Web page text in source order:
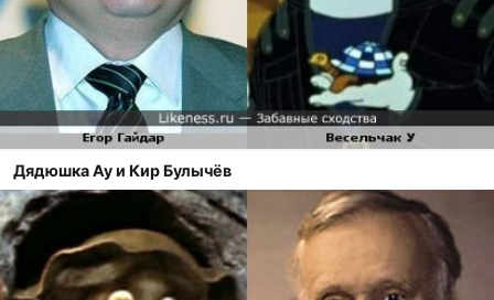
Поиск
Дядюшка Ау и Кир Булычёв